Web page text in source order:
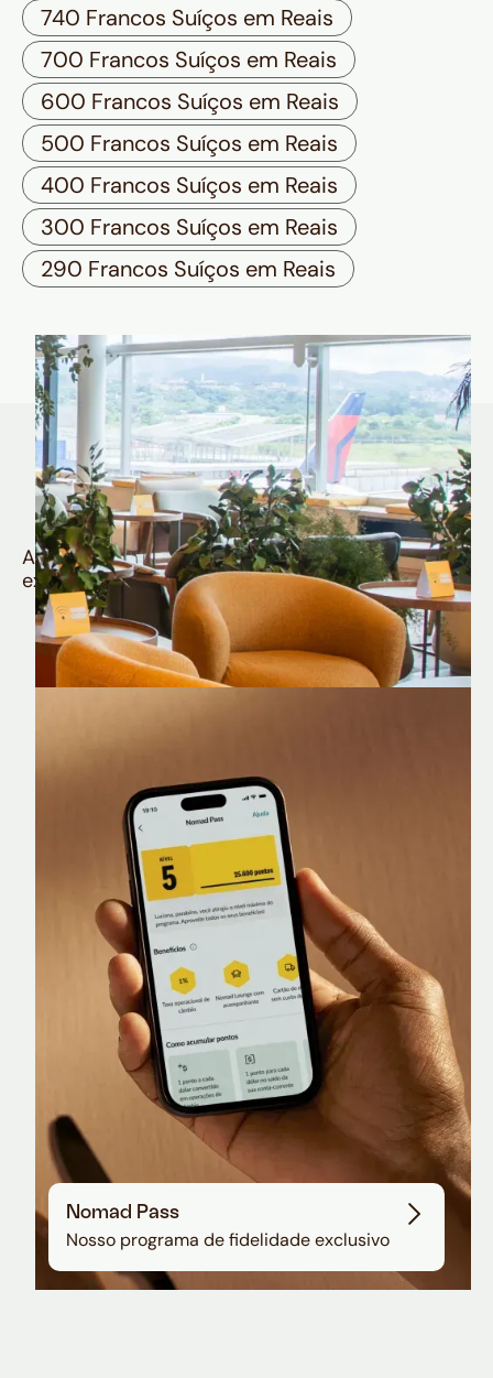
740 Francos Suíços em Reais
700 Francos Suíços em Reais
600 Francos Suíços em Reais
500 Francos Suíços em Reais
400 Francos Suíços em Reais
300 Francos Suíços em Reais
290 Francos Suíços em Reais
Quem é Nomad tem
muito mais
Aproveite todos os benefícios e vantagens
exclusivas da sua Conta Internacional
Nomad Lounge
Sala VIP no Aeroporto de Guarulhos
Nomad Pass
Nosso programa de fidelidade exclusivo